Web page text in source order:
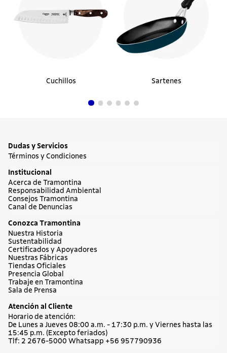
Cuchillos Sartenes
Dudas y Servicios
Términos y Condiciones
Institucional
Acerca de Tramontina
Responsabilidad Ambiental
Consejos Tramontina
Canal de Denuncias
Conozca Tramontina
Nuestra Historia
Sustentabilidad
Certificados y Apoyadores
Nuestras Fábricas
Tiendas Oficiales
Presencia Global
Trabaje en Tramontina
Sala de Prensa
Atención al Cliente
Horario de atención:
De Lunes a Jueves 08:00 a.m. - 17:30 p.m. y Viernes hasta las
15:45 p.m. (Excepto feriados)
Tlf: 2 2676-5000 Whatsapp +56 957790936